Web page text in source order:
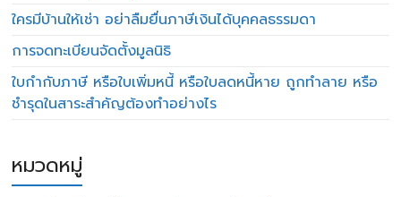
ใครมีบ้านให้เช่า อย่าลืมยื่นภาษีเงินได้บุคคลธรรมดา
การจดทะเบียนจัดตั้งมูลนิธิ
ใบกำกับภาษี หรือใบเพิ่มหนี้ หรือใบลดหนี้หาย ถูกทำลาย หรือ
ชำรุดในสาระสำคัญต้องทำอย่างไร
หมวดหมู่